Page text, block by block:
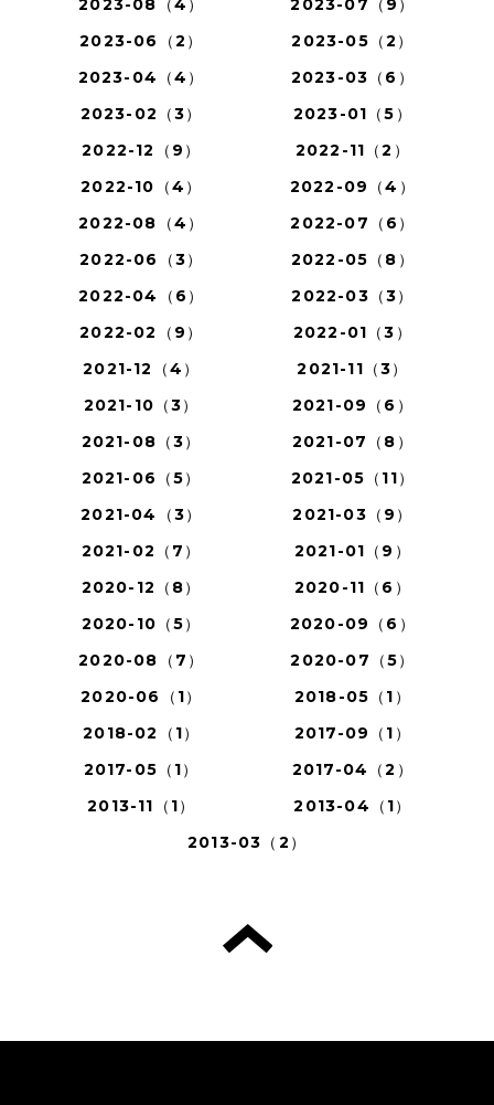
2023-08（4）
2023-07（9）
2023-06（2）
2023-05（2）
2023-04（4）
2023-03（6）
2023-02（3）
2023-01（5）
2022-12（9）
2022-11（2）
2022-10（4）
2022-09（4）
2022-08（4）
2022-07（6）
2022-06（3）
2022-05（8）
2022-04（6）
2022-03（3）
2022-02（9）
2022-01（3）
2021-12（4）
2021-11（3）
2021-10（3）
2021-09（6）
2021-08（3）
2021-07（8）
2021-06（5）
2021-05（11）
2021-04（3）
2021-03（9）
2021-02（7）
2021-01（9）
2020-12（8）
2020-11（6）
2020-10（5）
2020-09（6）
2020-08（7）
2020-07（5）
2020-06（1）
2018-05（1）
2018-02（1）
2017-09（1）
2017-05（1）
2017-04（2）
2013-11（1）
2013-04（1）
2013-03（2）